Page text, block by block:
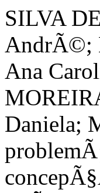
SILVA
AndrÃ©;
Ana
Daniela;